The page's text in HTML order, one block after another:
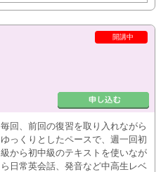
開講中
毎回、前回の復習を取り入れながら
ゆっくりとしたペースで、週一回初
級から初中級のテキストを使いなが
ら日常英会話、発音など中高生レベ